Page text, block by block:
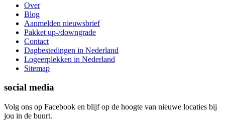
Over
Blog
Aanmelden nieuwsbrief
Pakket up-/downgrade
Contact
Dagbestedingen in Nederland
Logeerplekken in Nederland
Sitemap
social media
Volg ons op Facebook en blijf op de hoogte van nieuwe locaties bij
jou in de buurt.